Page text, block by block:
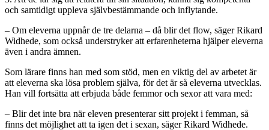
och samtidigt uppleva självbestämmande och inflytande.
– Om eleverna uppnår de tre delarna – då blir det flow, säger Rikard
Widhede, som också understryker att erfarenheterna hjälper eleverna
även i andra ämnen.
Som lärare finns han med som stöd, men en viktig del av arbetet är
att eleverna ska lösa problem själva, för det är så eleverna utvecklas.
Han vill fortsätta att erbjuda både femmor och sexor att vara med:
– Blir det inte bra när eleven presenterar sitt projekt i femman, så
finns det möjlighet att ta igen det i sexan, säger Rikard Widhede.